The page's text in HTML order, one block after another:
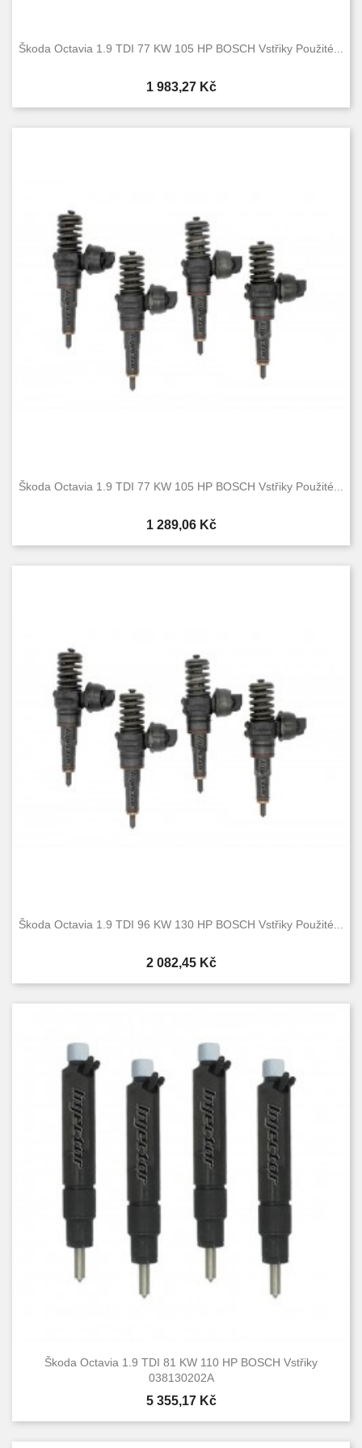
Škoda Octavia 1.9 TDI 77 KW 105 HP BOSCH Vstřiky Použité...
Cena
1 983,27 Kč
Škoda Octavia 1.9 TDI 77 KW 105 HP BOSCH Vstřiky Použité...
Cena
1 289,06 Kč
Škoda Octavia 1.9 TDI 96 KW 130 HP BOSCH Vstřiky Použité...
Cena
2 082,45 Kč
Škoda Octavia 1.9 TDI 81 KW 110 HP BOSCH Vstřiky
038130202A
Cena
5 355,17 Kč